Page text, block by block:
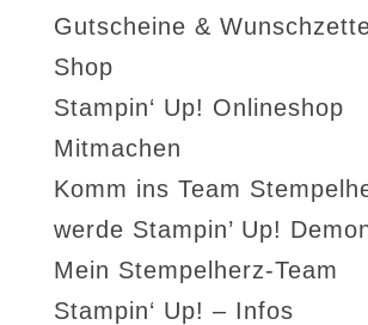
Gutscheine &
Shop
Stampin‘ Up! Onlineshop
Mitmachen
Komm ins Team
werde Stampin’ Up!
Mein Stempelherz-Team
Stampin‘ Up! – Infos